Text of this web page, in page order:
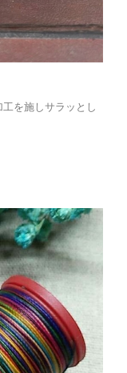
を施しサラッとし